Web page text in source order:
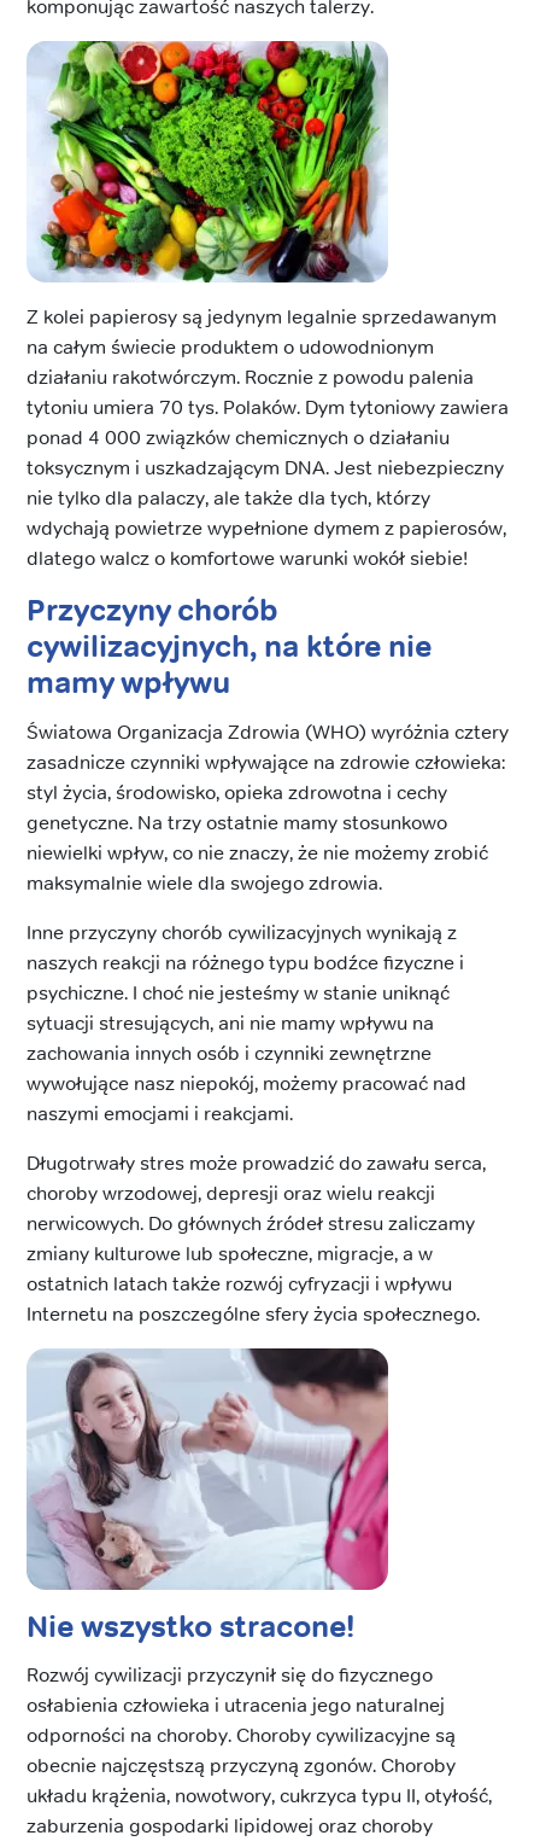
komponując zawartość naszych talerzy.
Z kolei papierosy są jedynym legalnie sprzedawanym
na całym świecie produktem o udowodnionym
działaniu rakotwórczym. Rocznie z powodu palenia
tytoniu umiera 70 tys. Polaków. Dym tytoniowy zawiera
ponad 4 000 związków chemicznych o działaniu
toksycznym i uszkadzającym DNA. Jest niebezpieczny
nie tylko dla palaczy, ale także dla tych, którzy
wdychają powietrze wypełnione dymem z papierosów,
dlatego walcz o komfortowe warunki wokół siebie!
Przyczyny chorób
cywilizacyjnych, na które nie
mamy wpływu
Światowa Organizacja Zdrowia (WHO) wyróżnia cztery
zasadnicze czynniki wpływające na zdrowie człowieka:
styl życia, środowisko, opieka zdrowotna i cechy
genetyczne. Na trzy ostatnie mamy stosunkowo
niewielki wpływ, co nie znaczy, że nie możemy zrobić
maksymalnie wiele dla swojego zdrowia.
Inne przyczyny chorób cywilizacyjnych wynikają z
naszych reakcji na różnego typu bodźce fizyczne i
psychiczne. I choć nie jesteśmy w stanie uniknąć
sytuacji stresujących, ani nie mamy wpływu na
zachowania innych osób i czynniki zewnętrzne
wywołujące nasz niepokój, możemy pracować nad
naszymi emocjami i reakcjami.
Długotrwały stres może prowadzić do zawału serca,
choroby wrzodowej, depresji oraz wielu reakcji
nerwicowych. Do głównych źródeł stresu zaliczamy
zmiany kulturowe lub społeczne, migracje, a w
ostatnich latach także rozwój cyfryzacji i wpływu
Internetu na poszczególne sfery życia społecznego.
Nie wszystko stracone!
Rozwój cywilizacji przyczynił się do fizycznego
osłabienia człowieka i utracenia jego naturalnej
odporności na choroby. Choroby cywilizacyjne są
obecnie najczęstszą przyczyną zgonów. Choroby
układu krążenia, nowotwory, cukrzyca typu II, otyłość,
zaburzenia gospodarki lipidowej oraz choroby